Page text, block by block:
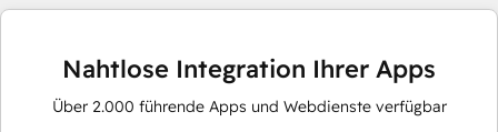
Nahtlose Integration Ihrer Apps
Über 2.000 führende Apps und Webdienste verfügbar